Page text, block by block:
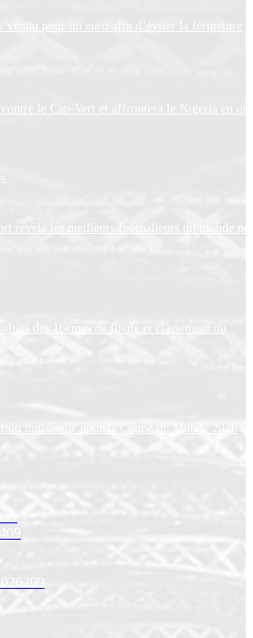
vendu pour un euro afin d’éviter la fermeture
le Cap-Vert et affrontera le Nigeria en
révèle les meilleurs footballeurs du monde
des 16èmes de finale et classement du
tunisienne pour la Coupe du Monde 2026
409
209